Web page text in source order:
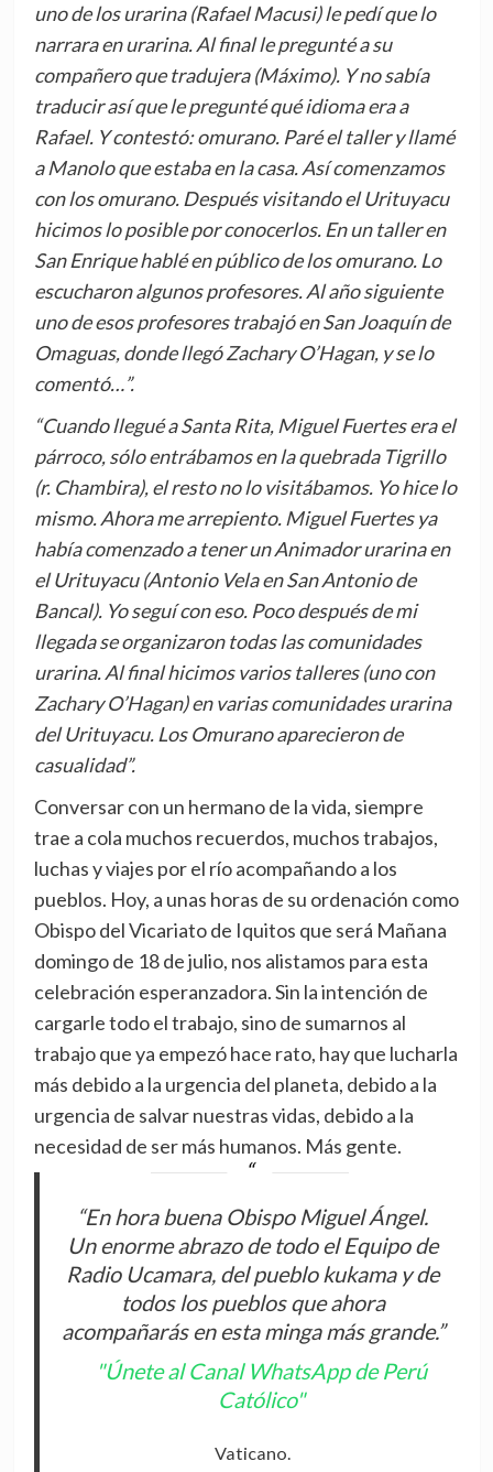
uno de los urarina (Rafael Macusi) le pedí que lo
narrara en urarina. Al final le pregunté a su
compañero que tradujera (Máximo). Y no sabía
traducir así que le pregunté qué idioma era a
Rafael. Y contestó: omurano. Paré el taller y llamé
a Manolo que estaba en la casa. Así comenzamos
con los omurano. Después visitando el Urituyacu
hicimos lo posible por conocerlos. En un taller en
San Enrique hablé en público de los omurano. Lo
escucharon algunos profesores. Al año siguiente
uno de esos profesores trabajó en San Joaquín de
Omaguas, donde llegó Zachary O’Hagan, y se lo
comentó…”.
“Cuando llegué a Santa Rita, Miguel Fuertes era el
párroco, sólo entrábamos en la quebrada Tigrillo
(r. Chambira), el resto no lo visitábamos. Yo hice lo
mismo. Ahora me arrepiento. Miguel Fuertes ya
había comenzado a tener un Animador urarina en
el Urituyacu (Antonio Vela en San Antonio de
Bancal). Yo seguí con eso. Poco después de mi
llegada se organizaron todas las comunidades
urarina. Al final hicimos varios talleres (uno con
Zachary O’Hagan) en varias comunidades urarina
del Urituyacu. Los Omurano aparecieron de
casualidad”.
Conversar con un hermano de la vida, siempre
trae a cola muchos recuerdos, muchos trabajos,
luchas y viajes por el río acompañando a los
pueblos. Hoy, a unas horas de su ordenación como
Obispo del Vicariato de Iquitos que será Mañana
domingo de 18 de julio, nos alistamos para esta
celebración esperanzadora. Sin la intención de
cargarle todo el trabajo, sino de sumarnos al
trabajo que ya empezó hace rato, hay que lucharla
más debido a la urgencia del planeta, debido a la
urgencia de salvar nuestras vidas, debido a la
necesidad de ser más humanos. Más gente.
“En hora buena Obispo Miguel Ángel.
Un enorme abrazo de todo el Equipo de
Radio Ucamara, del pueblo kukama y de
todos los pueblos que ahora
acompañarás en esta minga más grande.”
"Únete al Canal WhatsApp de Perú
Católico"
Vaticano.